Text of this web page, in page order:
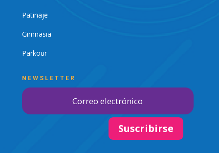
Patinaje
Gimnasia
Parkour
NEWSLETTER
Suscribirse